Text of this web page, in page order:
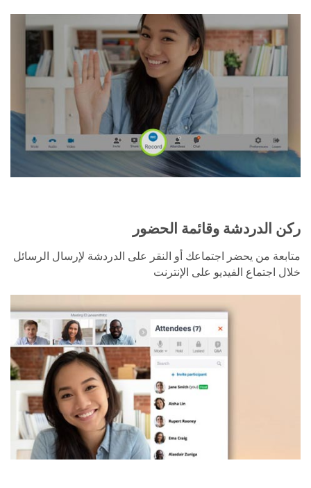
ركن الدردشة وقائمة الحضور
متابعة من يحضر اجتماعك أو النقر على الدردشة لإرسال الرسائل
خلال اجتماع الفيديو على الإنترنت